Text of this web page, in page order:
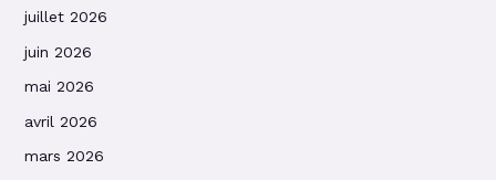
juillet 2026
juin 2026
mai 2026
avril 2026
mars 2026